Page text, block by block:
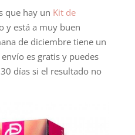
que hay un Kit de
y está a muy buen
de diciembre tiene un
es gratis y puedes
días si el resultado no